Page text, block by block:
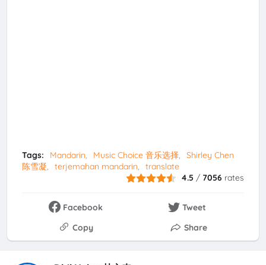
Tags: Mandarin Music Choice 音乐选择
Shirley Chen
陈雪凝
terjemahan mandarin
translate
4.5 / 7056 rates
Facebook
Tweet
Copy
Share